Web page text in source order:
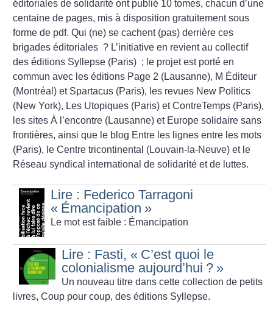
éditoriales de solidarité ont publié 10 tomes, chacun d’une
centaine de pages, mis à disposition gratuitement sous
forme de pdf. Qui (ne) se cachent (pas) derrière ces
brigades éditoriales ? L’initiative en revient au collectif
des éditions Syllepse (Paris) ; le projet est porté en
commun avec les éditions Page 2 (Lausanne), M Éditeur
(Montréal) et Spartacus (Paris), les revues New Politics
(New York), Les Utopiques (Paris) et ContreTemps (Paris),
les sites À l’encontre (Lausanne) et Europe solidaire sans
frontières, ainsi que le blog Entre les lignes entre les mots
(Paris), le Centre tricontinental (Louvain-la-Neuve) et le
Réseau syndical international de solidarité et de luttes.
Lire : Federico Tarragoni
« Émancipation »
Le mot est faible : Émancipation
Lire : Fasti, « C’est quoi le
colonialisme aujourd’hui ? »
Un nouveau titre dans cette collection de petits
livres, Coup pour coup, des éditions Syllepse.